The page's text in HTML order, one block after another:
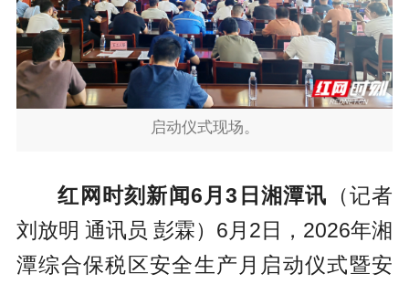
启动仪式现场。
红网时刻新闻6月3日湘潭讯 （记者
刘放明 通讯员 彭霖）6月2日，2026年湘
潭综合保税区安全生产月启动仪式暨安